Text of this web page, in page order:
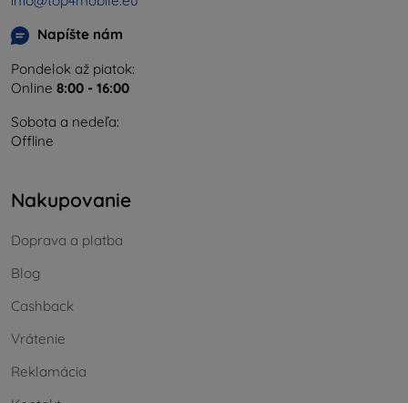
Napíšte nám
Pondelok až piatok:
Online 8:00 - 16:00
Sobota a nedeľa:
Offline
Nakupovanie
Doprava a platba
Blog
Cashback
Vrátenie
Reklamácia